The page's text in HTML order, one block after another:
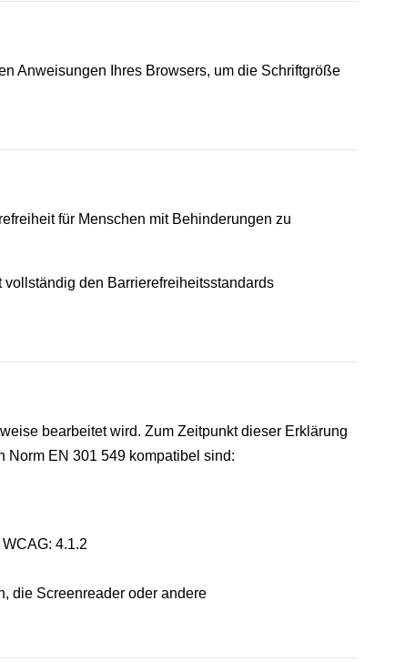
Anweisungen Ihres Browsers, um die Schriftgröße
für Menschen mit Behinderungen zu
den Barrierefreiheitsstandards
bearbeitet wird. Zum Zeitpunkt dieser Erklärung
Norm EN 301 549 kompatibel sind:
4.1.2
die Screenreader oder andere